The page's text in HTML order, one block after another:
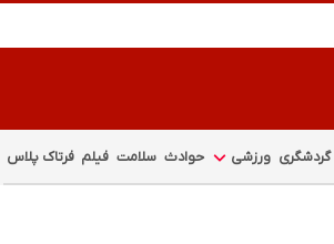
گردشگری ورزشی حوادث سلامت فیلم فرتاک پلاس